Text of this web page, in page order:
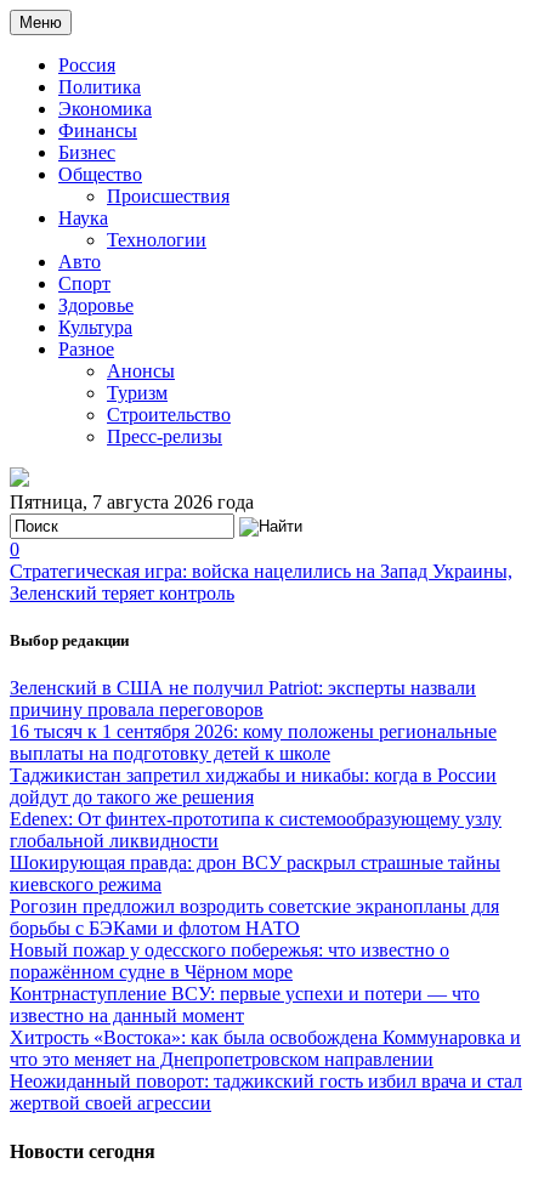
Меню
Россия
Политика
Экономика
Финансы
Бизнес
Общество
Происшествия
Наука
Технологии
Авто
Спорт
Здоровье
Культура
Разное
Анонсы
Туризм
Строительство
Пресс-релизы
Пятница, 7 августа 2026 года
0
Стратегическая игра: войска нацелились на Запад Украины,
Зеленский теряет контроль
Выбор редакции
Зеленский в США не получил Patriot: эксперты назвали
причину провала переговоров
16 тысяч к 1 сентября 2026: кому положены региональные
выплаты на подготовку детей к школе
Таджикистан запретил хиджабы и никабы: когда в России
дойдут до такого же решения
Edenex: От финтех-прототипа к системообразующему узлу
глобальной ликвидности
Шокирующая правда: дрон ВСУ раскрыл страшные тайны
киевского режима
Рогозин предложил возродить советские экранопланы для
борьбы с БЭКами и флотом НАТО
Новый пожар у одесского побережья: что известно о
поражённом судне в Чёрном море
Контрнаступление ВСУ: первые успехи и потери — что
известно на данный момент
Хитрость «Востока»: как была освобождена Коммунаровка и
что это меняет на Днепропетровском направлении
Неожиданный поворот: таджикский гость избил врача и стал
жертвой своей агрессии
Новости сегодня